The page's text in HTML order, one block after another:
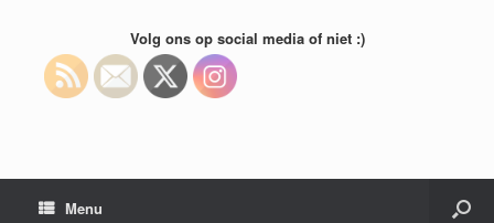
Volg ons op social media of niet :)
Menu